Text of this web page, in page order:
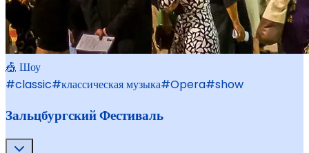
🎪 Шоу
#classic#классическая музыка#Opera#show
Зальцбургский Фестиваль